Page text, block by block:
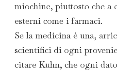
miochine, piuttosto che a
esterni come i farmaci.
Se la medicina è una,
scientifici di ogni
citare Kuhn, che ogni